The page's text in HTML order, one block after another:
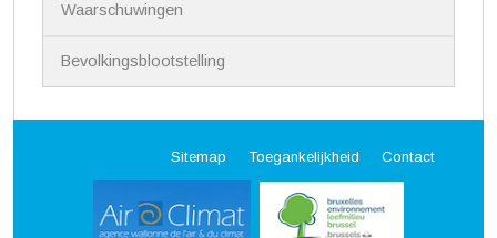
Waarschuwingen
Bevolkingsblootstelling
Sitemap Toegankelijkheid Contact